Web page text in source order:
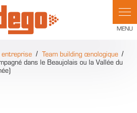
Team building œnologique
dans le Beaujolais ou la Vallée du